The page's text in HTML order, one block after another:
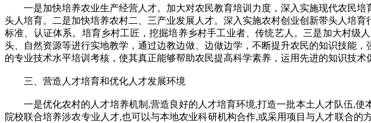
一是加快培养农业生产经营人才。加大对农民教育培训力度，深入实施现代农民培
头人培育。二是加快培养农村二、三产业发展人才。深入实施农村创业创新带头人培
标准、认证体系。培育乡村工匠，挖掘培养乡村手工业者、传统艺人。三是加大村
头、自然资源等进行实地教学，通过边教边做、边做边学，不断提升农民的知识技能
的专业技术水平培训考核，使其真正能够帮助农民提高科学素养，运用先进的知识技术
三、营造人才培育和优化人才发展环境
一是优化农村的人才培养机制,营造良好的人才培育环境,打造一批本土人才队伍,使
院校联合培养涉农专业人才,也可以与本地农业科研机构合作,或采用项目与人才联合